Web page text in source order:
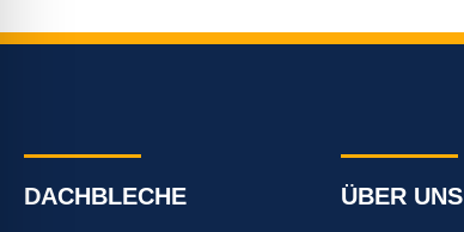
DACHBLECHE ÜBER UNS